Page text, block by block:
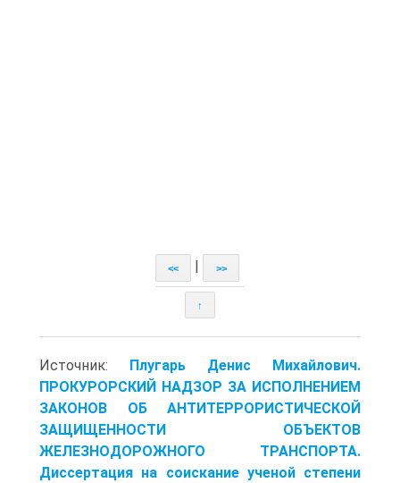
<< >>
↑
Источник: Плугарь Денис Михайлович.
ПРОКУРОРСКИЙ НАДЗОР ЗА ИСПОЛНЕНИЕМ
ЗАКОНОВ ОБ АНТИТЕРРОРИСТИЧЕСКОЙ
ЗАЩИЩЕННОСТИ ОБЪЕКТОВ
ЖЕЛЕЗНОДОРОЖНОГО ТРАНСПОРТА.
Диссертация на соискание ученой степени